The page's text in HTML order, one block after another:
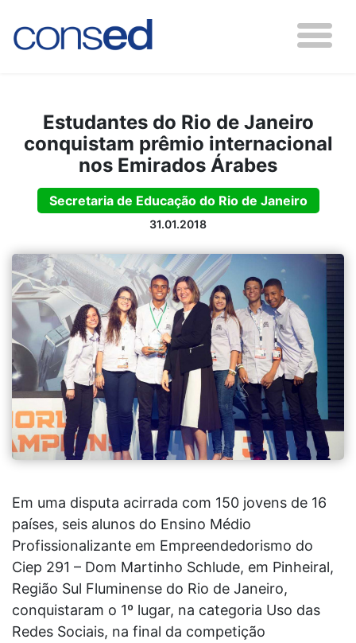
Estudantes do Rio de Janeiro
conquistam prêmio internacional
nos Emirados Árabes
Secretaria de Educação do Rio de Janeiro
31.01.2018
Em uma disputa acirrada com 150 jovens de 16
países, seis alunos do Ensino Médio
Profissionalizante em Empreendedorismo do
Ciep 291 – Dom Martinho Schlude, em Pinheiral,
Região Sul Fluminense do Rio de Janeiro,
conquistaram o 1º lugar, na categoria Uso das
Redes Sociais, na final da competição